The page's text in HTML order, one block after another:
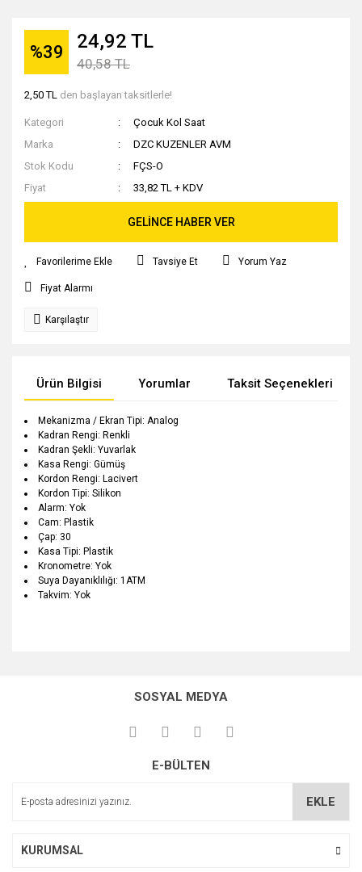
%39 24,92 TL
40,58 TL
2,50 TL den başlayan taksitlerle!
Kategori
Çocuk Kol Saat
Marka
DZC KUZENLER AVM
Stok Kodu
FÇS-O
Fiyat
33,82 TL + KDV
GELİNCE HABER VER
Tavsiye Et Yorum Yaz
Fiyat Alarmı
Karşılaştır
Ürün Bilgisi Yorumlar Taksit Seçenekleri
Mekanizma / Ekran Tipi: Analog
Kadran Rengi: Renkli
Kadran Şekli: Yuvarlak
Kasa Rengi: Gümüş
Kordon Rengi: Lacivert
Kordon Tipi: Silikon
Alarm: Yok
Cam: Plastik
Çap: 30
Kasa Tipi: Plastik
Kronometre: Yok
Suya Dayanıklılığı: 1ATM
Takvim: Yok
kullanarak tarafımıza iletebilirsiniz.
Görüş ve önerileriniz için teşekkür ederiz.
Ürün açıklamasında eksik bilgiler bulunuyor.
SOSYAL MEDYA
E-BÜLTEN
EKLE
KURUMSAL